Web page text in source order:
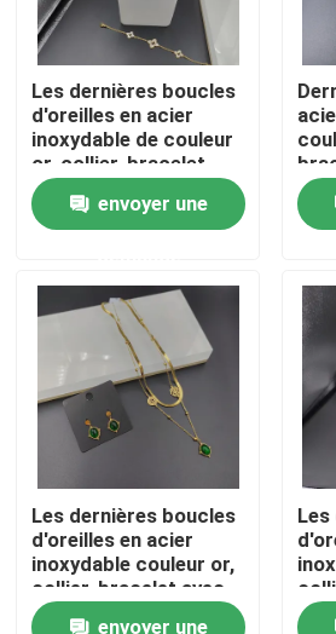
Produits
A propos de nous
Visite d'usine
Contrôle de qualité
Contactez-nous
Nouvelles
Bracelet en acier inoxydable en
Collier en acier inoxydable en
Les dernières boucles
d'oreilles en acier
inoxydable de couleur
or, collier, bracelet
avec coquille pour
femme envoyer une
Les dernières boucles
d'oreilles en acier
inoxydable couleur or,
collier, bracelet avec
pierre verte pour
envoyer une